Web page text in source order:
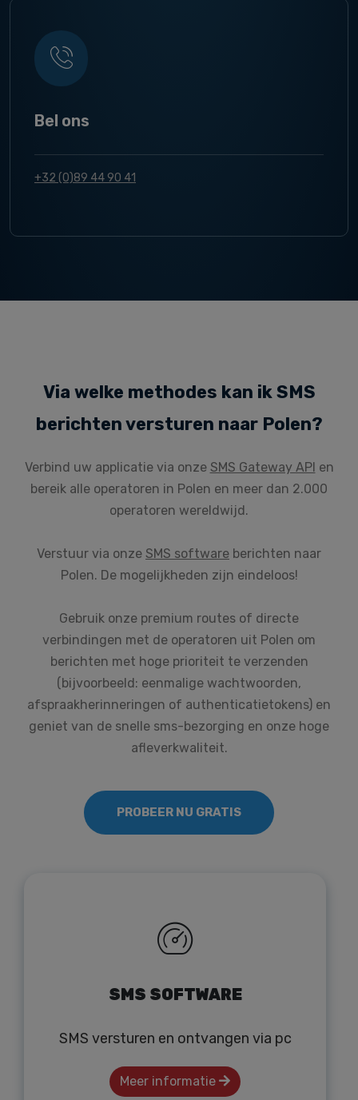
Bel ons
+32 (0)89 44 90 41
Via welke methodes kan ik SMS
berichten versturen naar Polen?
Verbind uw applicatie via onze SMS Gateway API en
bereik alle operatoren in Polen en meer dan 2.000
operatoren wereldwijd.
Verstuur via onze SMS software berichten naar
Polen. De mogelijkheden zijn eindeloos!
Gebruik onze premium routes of directe
verbindingen met de operatoren uit Polen om
berichten met hoge prioriteit te verzenden
(bijvoorbeeld: eenmalige wachtwoorden,
afspraakherinneringen of authenticatietokens) en
geniet van de snelle sms-bezorging en onze hoge
afleverkwaliteit.
PROBEER NU GRATIS
SMS SOFTWARE
SMS versturen en ontvangen via pc
Meer informatie